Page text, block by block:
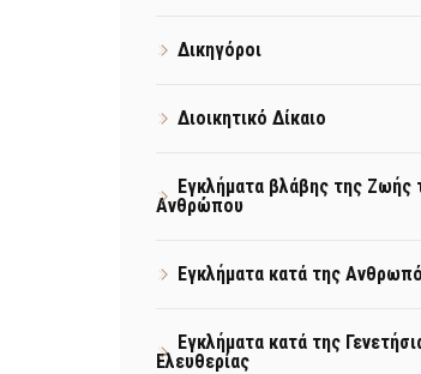
Δικηγόροι
Διοικητικό Δίκαιο
Εγκλήματα βλάβης της Ζωής
Ανθρώπου
Εγκλήματα κατά της
Εγκλήματα κατά της
Ελευθερίας